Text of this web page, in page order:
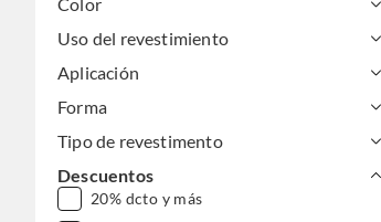
Uso del revestimiento
Aplicación
Forma
Tipo de revestimento
Descuentos
20% dcto y más